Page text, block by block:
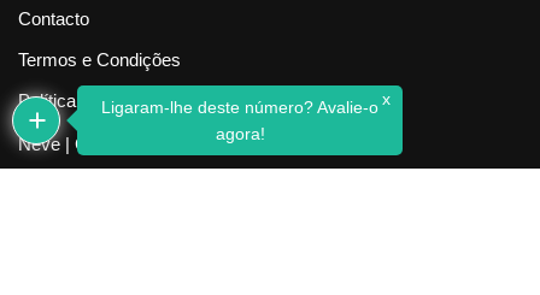
Contacto
Termos e Condições
Política de Privacidade
Neve| Criado com WordPress
Ligaram-lhe deste número? Avalie-o
agora!
x